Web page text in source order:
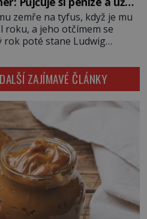
několika staletí pohltí […]
trhu. Lidé uzavírají obchody
které odpovídají ceně
domů, věří v nekonečný
na dosah ruky. Pak
zemře na tyfus, když je mu
roku, a jeho otčímem se
rok poté stane Ludwig
než matka Richarda
(1813–1883) a podle
korespondence je
dobře možné, že Geyer není
otčím, ale rovnou otec.
otazník také visí nad tím, […]
ZAJÍMAVÉ ČLÁNKY